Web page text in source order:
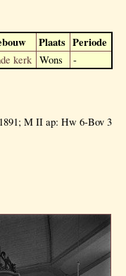
Plaats Periode
kerk Wons -
M II ap: Hw 6-Bov 3